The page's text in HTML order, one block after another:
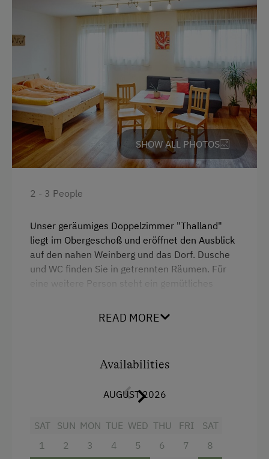
SHOW ALL PHOTOS
2 - 3 People
Unser geräumiges Doppelzimmer "Thalland"
liegt im Obergeschoß und eröffnet den Ausblick
auf den nahen Weinberg und das Dorf. Dusche
und WC finden Sie in getrennten Räumen. Für
eine weitere Person steht ein gemütliches
finden dorf ebenfalls Platz. Gerne stellen wir bei
Television
Garden view
READ MORE
Availabilities
AUGUST 2026
SAT
1
SUN
2
MON
3
TUE
4
WED
5
THU
6
FRI
7
SAT
8